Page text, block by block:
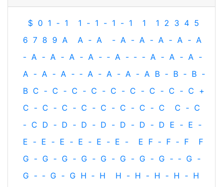
$ 0 1 - 1 1 - 1 - 1 - 1 1 1 2 3 4 5
6 7 8 9 A A - A - A - A - A - A - A
- A - A - A - A - ‐ A - ‐ - A - A - A -
A - A - A - ‐ A - A - A - A B - B - B -
B C - C - C - C - C - C - C - C - C +
C - C - C - C - C - C - C - C C - C
- C D - D - D - D - D - D - D E - E -
E - E - E - E - E - E - E F - F - F
F
G - G - G - G - G - G - G - G - ‐ G -
G - ‐ G - G H ‐ H H - H - H - H - H